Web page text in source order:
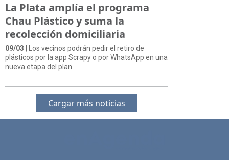
La Plata amplía el programa
Chau Plástico y suma la
recolección domiciliaria
09/03 | Los vecinos podrán pedir el retiro de
plásticos por la app Scrapy o por WhatsApp en una
nueva etapa del plan.
Cargar más noticias